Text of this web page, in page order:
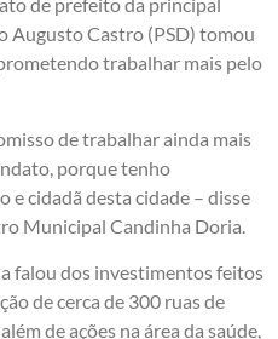
de prefeito da principal
Augusto Castro (PSD) tomou
trabalhar mais pelo
de trabalhar ainda mais
porque tenho
e cidadã desta cidade – disse
Municipal Candinha Doria.
falou dos investimentos feitos
de cerca de 300 ruas de
de ações na área da saúde,